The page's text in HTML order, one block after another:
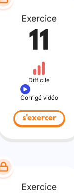
Exercice
11
Difficile
Corrigé vidéo
s'exercer
Exercice